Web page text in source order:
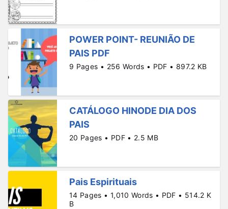
POWER POINT- REUNIÃO DE
PAIS PDF
9 Pages • 256 Words • PDF • 897.2 KB
CATÁLOGO HINODE DIA DOS
PAIS
20 Pages • PDF • 2.5 MB
Pais Espirituais
14 Pages • 1,010 Words • PDF • 514.2 K
B